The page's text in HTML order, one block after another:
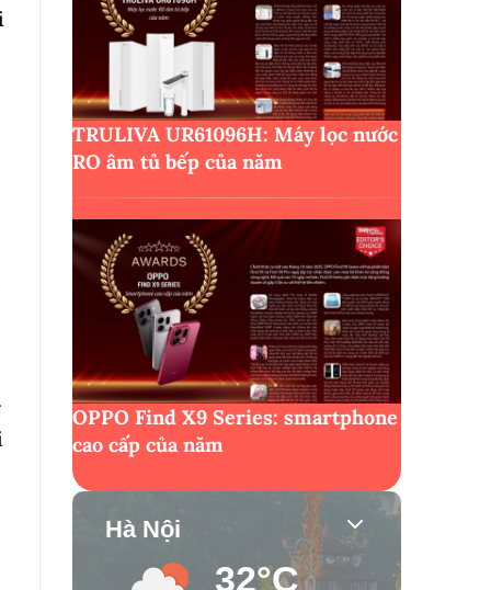
TRULIVA UR61096H: Máy lọc nước
RO âm tủ bếp của năm
OPPO Find X9 Series: smartphone
cao cấp của năm
Hà Nội
32°C